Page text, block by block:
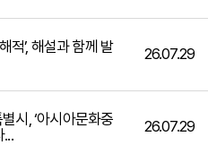
적’, 해설과 함께 발
26.07.29
시, ‘아시아문화중
...
26.07.29